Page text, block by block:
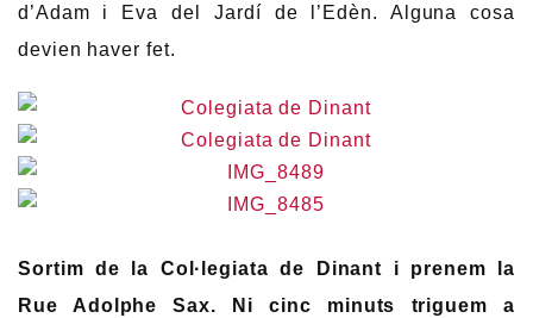
d’Adam i Eva del Jardí de l’Edèn. Alguna cosa
devien haver fet.
Sortim de la Col·legiata de Dinant i prenem la
Rue Adolphe Sax. Ni cinc minuts triguem a